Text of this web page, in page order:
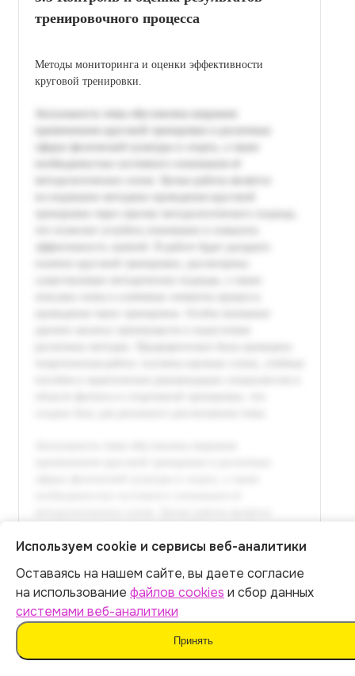
тренировочного процесса
Методы мониторинга и оценки эффективности
круговой тренировки.
Итог:399р.
Оплатить
Используем cookie и сервисы веб-аналитики
Оставаясь на нашем сайте, вы даете согласие
на использование файлов cookies и сбор данных
системами веб-аналитики
Принять